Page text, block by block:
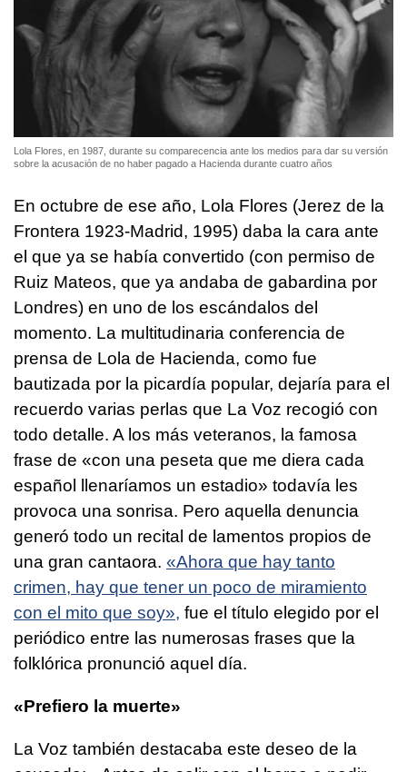
Lola Flores, en 1987, durante su comparecencia ante los medios para dar su versión
sobre la acusación de no haber pagado a Hacienda durante cuatro años
En octubre de ese año, Lola Flores (Jerez de la
Frontera 1923-Madrid, 1995) daba la cara ante
el que ya se había convertido (con permiso de
Ruiz Mateos, que ya andaba de gabardina por
Londres) en uno de los escándalos del
momento. La multitudinaria conferencia de
prensa de Lola de Hacienda, como fue
bautizada por la picardía popular, dejaría para el
recuerdo varias perlas que La Voz recogió con
todo detalle. A los más veteranos, la famosa
frase de «con una peseta que me diera cada
español llenaríamos un estadio» todavía les
provoca una sonrisa. Pero aquella denuncia
generó todo un recital de lamentos propios de
una gran cantaora. «Ahora que hay tanto
crimen, hay que tener un poco de miramiento
con el mito que soy», fue el título elegido por el
periódico entre las numerosas frases que la
folklórica pronunció aquel día.
«Prefiero la muerte»
La Voz también destacaba este deseo de la